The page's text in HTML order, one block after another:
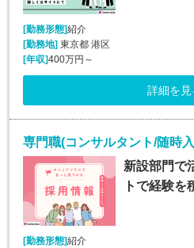
[勤務形態]紹介
[勤務地]東京都 港区
[年収]400万円～
詳細を見
専門職(コンサルタント/随時
新設部門で
トで経験
[勤務形態]紹介